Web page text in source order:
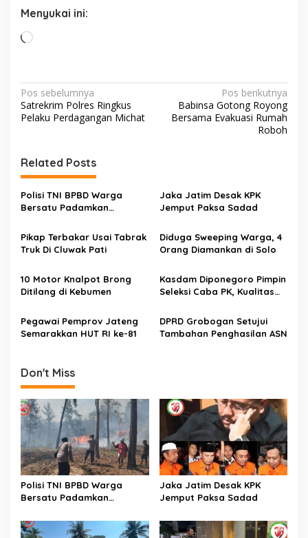
Menyukai ini:
Memuat...
Navigasi
pos
Pos sebelumnya
Satrekrim Polres Ringkus
Pelaku Perdagangan Michat
Pos berikutnya
Babinsa Gotong Royong
Bersama Evakuasi Rumah
Roboh
Related Posts
Polisi TNI BPBD Warga
Bersatu Padamkan
Jaka Jatim Desak KPK
Jemput Paksa Sadad
Pikap Terbakar Usai Tabrak
Truk Di Cluwak Pati
Diduga Sweeping Warga, 4
Orang Diamankan di Solo
10 Motor Knalpot Brong
Ditilang di Kebumen
Kasdam Diponegoro Pimpin
Seleksi Caba PK, Kualitas
Pegawai Pemprov Jateng
Semarakkan HUT RI ke-81
DPRD Grobogan Setujui
Tambahan Penghasilan ASN
Don't Miss
Polisi TNI BPBD Warga
Bersatu Padamkan
Jaka Jatim Desak KPK
Jemput Paksa Sadad